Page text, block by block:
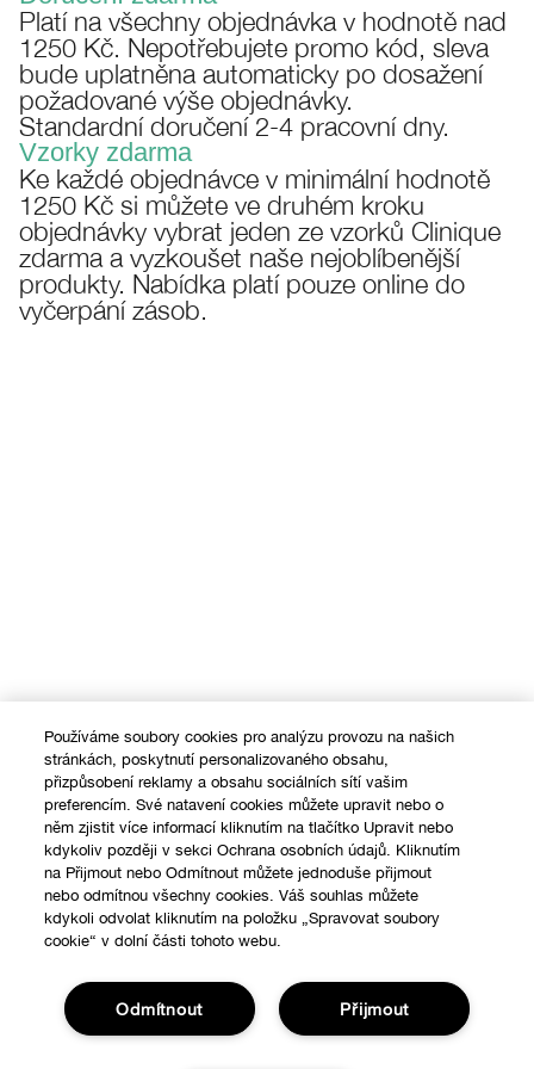
Masky
Tělová péče
Bronzery
BB/CC krémy
Oční stíny
Obočí
Take The Day Off
Chubby Stick™
Platí na všechny objednávka v hodnotě nad
1250 Kč. Nepotřebujete promo kód, sleva
bude uplatněna automaticky po dosažení
požadované výše objednávky.
Standardní doručení 2-4 pracovní dny.
Vzorky zdarma
Ke každé objednávce v minimální hodnotě
1250 Kč si můžete ve druhém kroku
objednávky vybrat jeden ze vzorků Clinique
zdarma a vyzkoušet naše nejoblíbenější
produkty. Nabídka platí pouze online do
vyčerpání zásob.
Používáme soubory cookies pro analýzu provozu na našich
stránkách, poskytnutí personalizovaného obsahu,
přizpůsobení reklamy a obsahu sociálních sítí vašim
preferencím. Své natavení cookies můžete upravit nebo o
něm zjistit více informací kliknutím na tlačítko Upravit nebo
kdykoliv později v sekci Ochrana osobních údajů. Kliknutím
na Přijmout nebo Odmítnout můžete jednoduše přijmout
nebo odmítnou všechny cookies. Váš souhlas můžete
kdykoli odvolat kliknutím na položku „Spravovat soubory
cookie“ v dolní části tohoto webu.
Přijmout
Odmítnout